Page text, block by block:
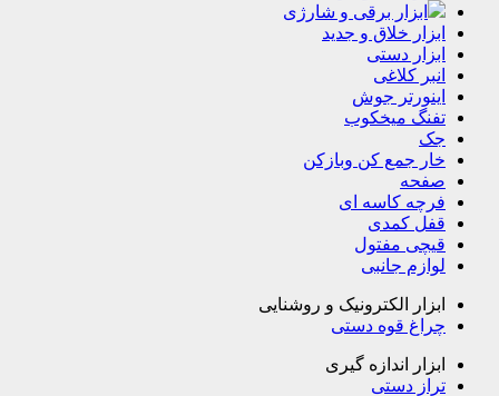
ابزار برقی و شارژی
ابزار خلاق و جدید
ابزار دستی
انبر کلاغی
اینورتر جوش
تفنگ میخکوب
جک
خار جمع کن وبازکن
صفحه
فرچه کاسه ای
قفل کمدی
قیچی مفتول
لوازم جانبی
ابزار الکترونیک و روشنایی
چراغ قوه دستی
ابزار اندازه گیری
تراز دستی